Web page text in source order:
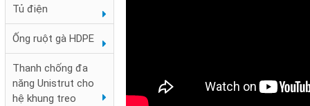
Tủ điện
Ống ruột gà HDPE
Thanh chống đa
năng Unistrut cho
hệ khung treo